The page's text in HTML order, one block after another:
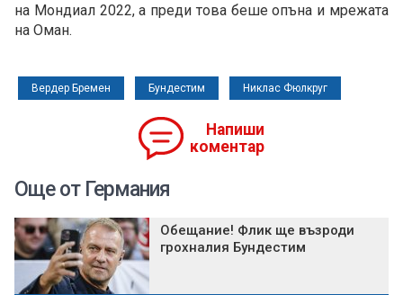
на Мондиал 2022, а преди това беше опъна и мрежата
на Оман.
Вердер Бремен Бундестим Никлас Фюлкруг
Напиши
коментар
Още от Германия
Обещание! Флик ще възроди
грохналия Бундестим